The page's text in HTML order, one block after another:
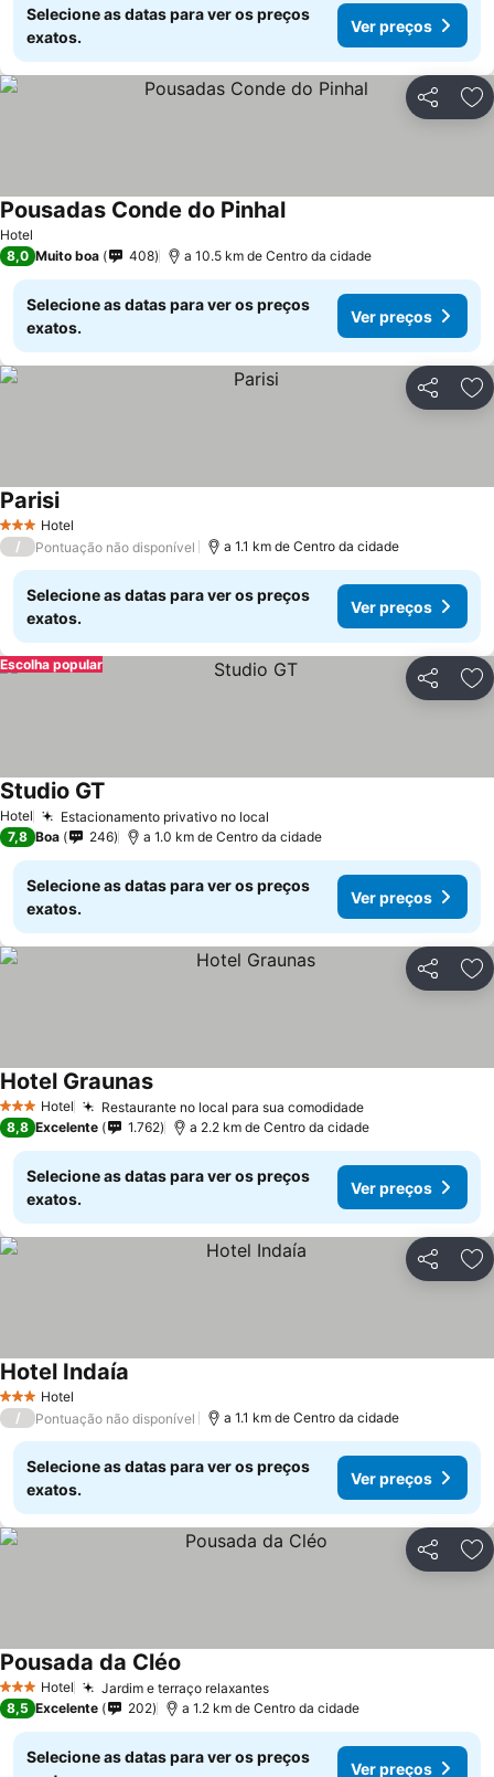
Selecione as datas para ver os preços
exatos.
Ver preços
Partilhar
Hotel
Pousadas Conde do Pinhal
8,0 Muito boa 408 a 10.5 km de Centro da cidade
Selecione as datas para ver os preços
exatos.
Ver preços
Partilhar
3 EstrelasHotel
Parisi
/ Pontuação não disponível a 1.1 km de Centro da cidade
Selecione as datas para ver os preços
exatos.
Ver preços
Partilhar
Escolha popular
Hotel Estacionamento privativo no local
Studio GT
7,8 Boa 246 a 1.0 km de Centro da cidade
Selecione as datas para ver os preços
exatos.
Ver preços
Partilhar
3 EstrelasHotel Restaurante no local para sua comodidade
Hotel Graunas
8,8 Excelente 1.762 a 2.2 km de Centro da cidade
Selecione as datas para ver os preços
exatos.
Ver preços
Partilhar
3 EstrelasHotel
Hotel Indaía
/ Pontuação não disponível a 1.1 km de Centro da cidade
Selecione as datas para ver os preços
exatos.
Ver preços
Partilhar
3 EstrelasHotel Jardim e terraço relaxantes
Pousada da Cléo
8,5 Excelente 202 a 1.2 km de Centro da cidade
Selecione as datas para ver os preços
Ver preços